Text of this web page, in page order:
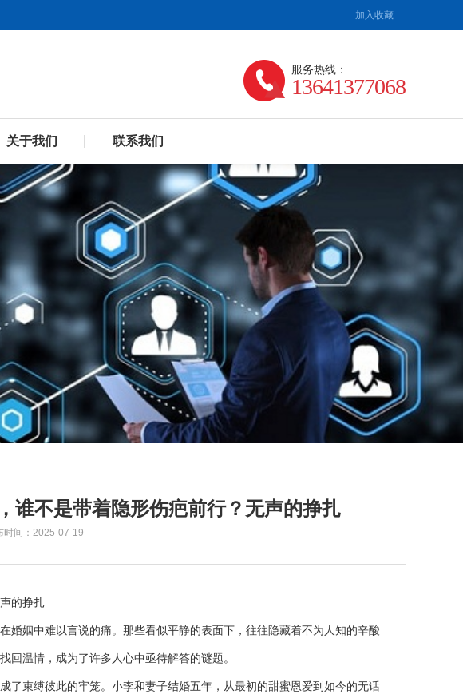
加入收藏
服务热线：
13641377068
关于我们 联系我们
谁不是带着隐形伤疤前行？无声的挣扎
时间：2025-07-19
的挣扎
婚姻中难以言说的痛。那些看似平静的表面下，往往隐藏着不为人知的辛酸
回温情，成为了许多人心中亟待解答的谜题。
了束缚彼此的牢笼。小李和妻子结婚五年，从最初的甜蜜恩爱到如今的无话